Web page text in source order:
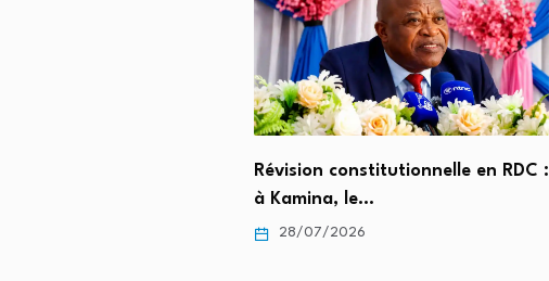
Révision constitutionnelle en RDC :
à Kamina, le…
28/07/2026